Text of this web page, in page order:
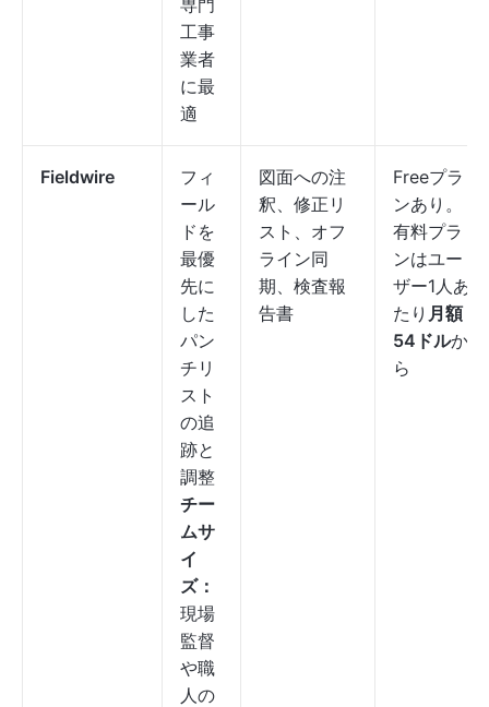
専門
工事
業者
に最
適
Fieldwire
フィ
ール
ドを
最優
先に
した
パン
チリ
スト
の追
跡と
調整
チー
ムサ
イ
ズ：
現場
監督
や職
人の
図面への注
釈、修正リ
スト、オフ
ライン同
期、検査報
告書
Freeプラ
ンあり。
有料プラ
ンはユー
ザー1人あ
たり 月額
54ドルか
ら